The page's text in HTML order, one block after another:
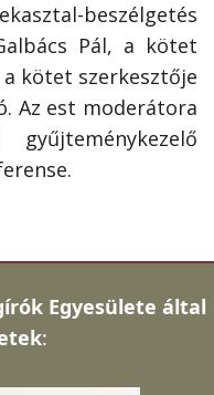
beszélgetés
Pál, a kötet
kötet szerkesztője
Az est moderátora
Egyesülete által
: